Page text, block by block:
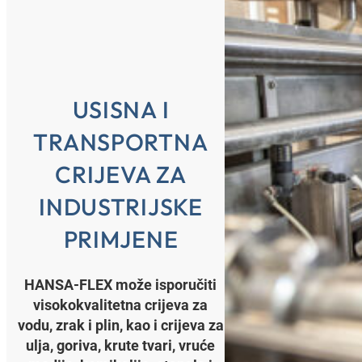
USISNA I
TRANSPORTNA
CRIJEVA ZA
INDUSTRIJSKE
PRIMJENE
HANSA‑FLEX može isporučiti
visokokvalitetna crijeva za
vodu, zrak i plin, kao i crijeva za
ulja, goriva, krute tvari, vruće